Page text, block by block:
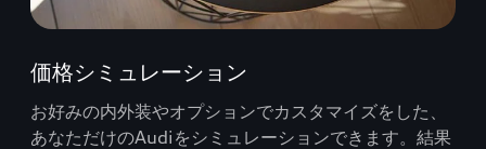
価格シミュレーション
お好みの内外装やオプションでカスタマイズをした、
あなただけのAudiをシミュレーションできます。結果